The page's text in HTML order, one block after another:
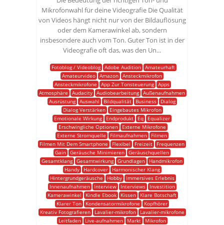
Mikrofonwahl für deine Videografie Die Qualität
von Videos hängt nicht nur von der Bildauflösung
oder dem Kamerawinkel ab, sondern
insbesondere auch vom Ton. Guter Ton ist in der
Videografie oft das, was den Un...
Fotoblog / Videoblog Adobe Audition Amateurhaft
Amateurvideo Amazon Ansteckmikrofon
Ansteckmikrofone
App Zur Tonsteuerung Apps
Atmosphäre
Audacity Audiobearbeitung Außenaufnahmen
Ausrüstung
Auswahl Bildqualität Business
Dialog
Dialog Verstärken
Eingebautes Mikrofon
Emotionale Wirkung
Endprodukt Eq
Equalizer
Erschwingliche Optionen
Externe Mikrofone
Externe Stromquelle
Filmaufnahmen
Filmen
Filmen Mit Dem Smartphone
Flexibel Freizeit
Frequenzen
Gain Geräusche Minimieren Geräuschquellen
Gesamtklang Gesamtwirkung Grundlagen
Handmikrofon
Handy
Hardcover
Harmonischer Klang
Hintergrundgeräusche
Hobby
Immersives Erlebnis
Innenaufnahmen
Interview Interviews
Investition
Kamerawinkel
Kindle Ebook Kissen
Klare Botschaft
Klarer Ton
Kondensatormikrofone
Kopfhörer
Kreativ Fotografieren
Lavalier-mikrofon
Lavalier-mikrofone
Leitfaden
Live-aufnahmen Markt
Mikrofon